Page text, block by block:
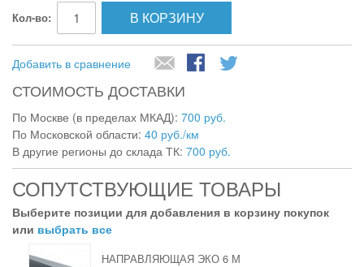
Кол-во: В КОРЗИНУ
Добавить в сравнение
СТОИМОСТЬ ДОСТАВКИ
По Москве (в пределах МКАД): 700 руб.
По Московской области: 40 руб./км
В другие регионы до склада ТК: 700 руб.
СОПУТСТВУЮЩИЕ ТОВАРЫ
Выберите позиции для добавления в корзину покупок
или выбрать все
НАПРАВЛЯЮЩАЯ ЭКО 6 М